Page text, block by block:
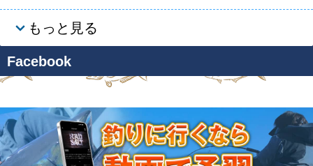
もっと見る
Facebook